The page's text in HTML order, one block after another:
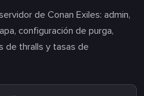
de Conan Exiles: admin,
configuración de purga,
de thralls y tasas de